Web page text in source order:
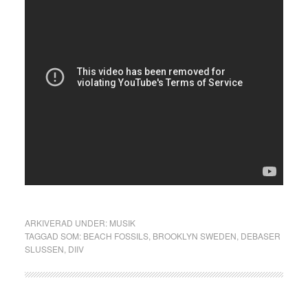
ARKIVERAD UNDER: MUSIK
TAGGAD SOM: BEACH FOSSILS, BROOKLYN SWEDEN DEBASER
SLUSSEN DIIV